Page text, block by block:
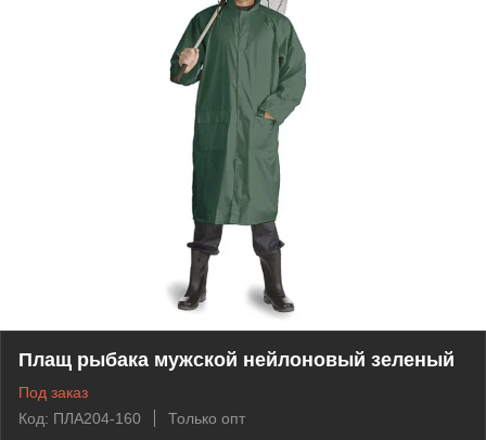
Плащ рыбака мужской нейлоновый зеленый
Под заказ
Код: ПЛА204-160
Только опт